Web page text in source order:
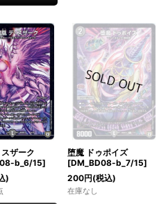
ザーク
b_6/15]
)
堕魔 ドゥポイズ
[DM_BD08-b_7/15]
200円(税込)
在庫なし